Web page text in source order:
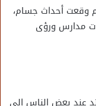
وقعت أحداث جسام،
مدارس ورؤى
عند بعض الناس إلى